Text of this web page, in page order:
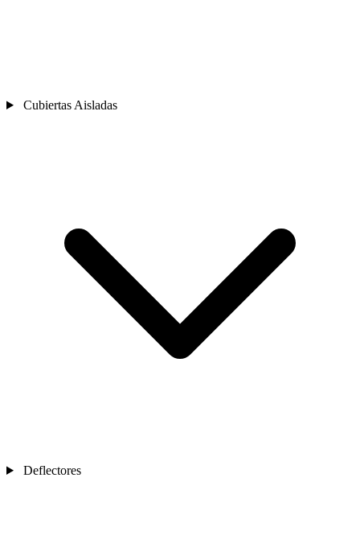
Cubiertas Aisladas
Deflectores